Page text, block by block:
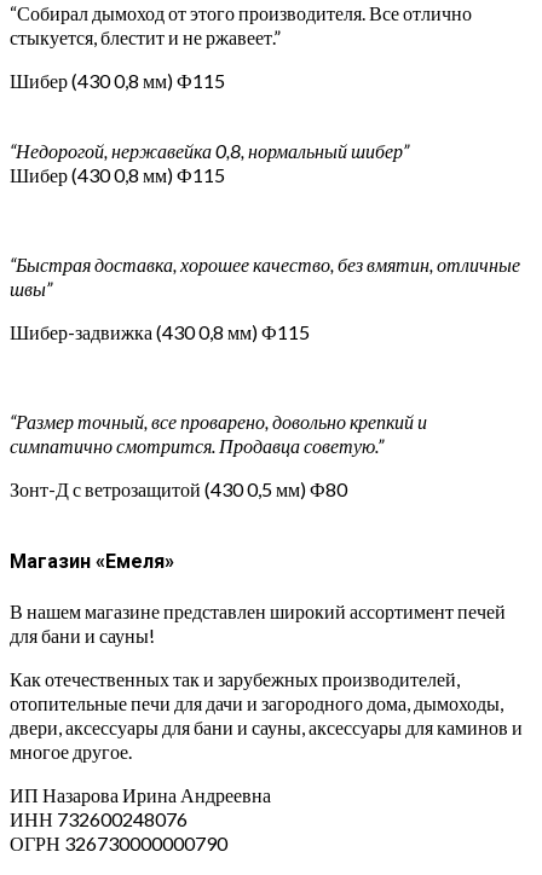
“Собирал дымоход от этого производителя. Все отлично
стыкуется, блестит и не ржавеет.”
Шибер (430 0,8 мм) Ф115
“Недорогой, нержавейка 0,8, нормальный шибер”
Шибер (430 0,8 мм) Ф115
“Быстрая доставка, хорошее качество, без вмятин, отличные
швы”
Шибер-задвижка (430 0,8 мм) Ф115
“Размер точный, все проварено, довольно крепкий и
симпатично смотрится. Продавца советую.”
Зонт-Д с ветрозащитой (430 0,5 мм) Ф80
Магазин «Емеля»
В нашем магазине представлен широкий ассортимент печей
для бани и сауны!
Как отечественных так и зарубежных производителей,
отопительные печи для дачи и загородного дома, дымоходы,
двери, аксессуары для бани и сауны, аксессуары для каминов и
многое другое.
ИП Назарова Ирина Андреевна⁠
ИНН 732600248076
ОГРН 326730000000790